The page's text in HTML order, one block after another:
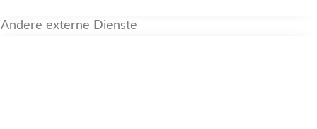
Andere externe Dienste